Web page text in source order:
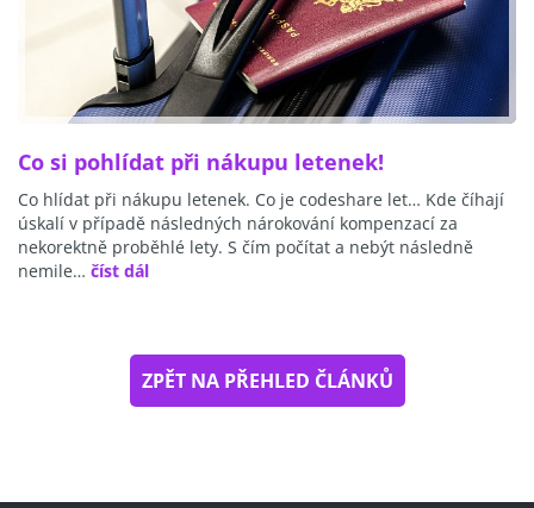
Co si pohlídat při nákupu letenek!
Co hlídat při nákupu letenek. Co je codeshare let… Kde číhají
úskalí v případě následných nárokování kompenzací za
nekorektně proběhlé lety. S čím počítat a nebýt následně
nemile… číst dál
ZPĚT NA PŘEHLED ČLÁNKŮ